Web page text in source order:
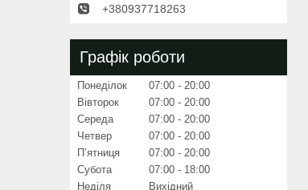
+380937718263
Графік роботи
Понеділок 07:00
20:00
Вівторок
07:00
20:00
Середа
07:00
20:00
Четвер
07:00
20:00
Пʼятниця
07:00
20:00
Субота
07:00
18:00
Неділя
Вихідний